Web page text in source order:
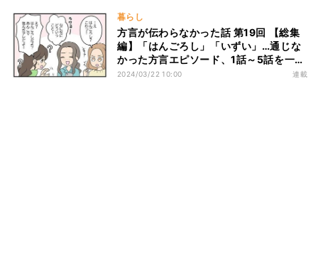
暮らし
方言が伝わらなかった話 第19回 【総集
編】「はんごろし」「いずい」…通じな
かった方言エピソード、1話～5話を一挙
公開!
2024/03/22 10:00 連載